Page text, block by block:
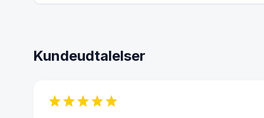
Kundeudtalelser
starstarstarstarstar